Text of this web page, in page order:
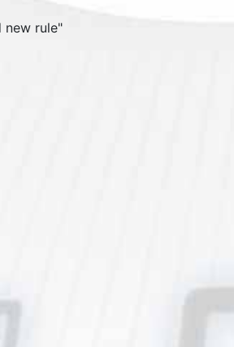
new rule"